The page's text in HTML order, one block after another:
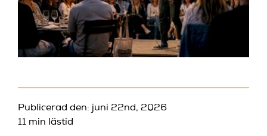
Publicerad den: juni 22nd, 2026
11 min lästid